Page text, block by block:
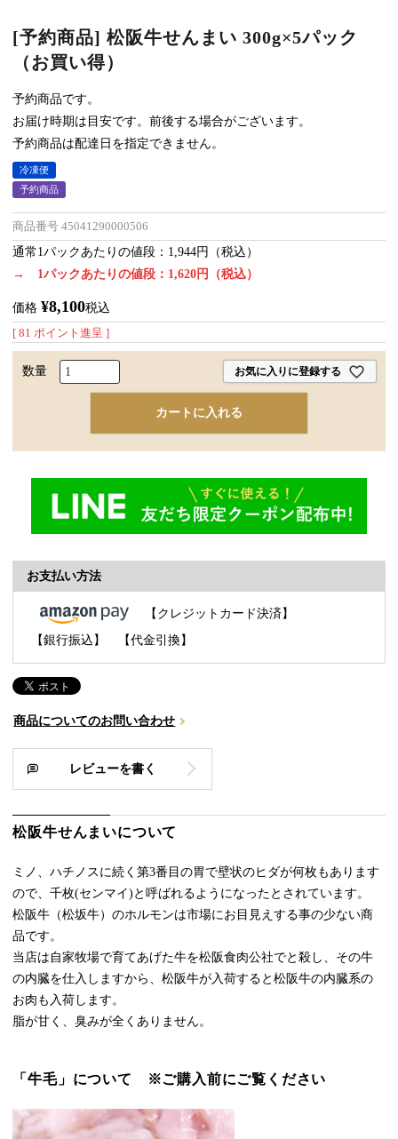
[予約商品] 松阪牛せんまい 300g×5パック
（お買い得）
予約商品です。
お届け時期は目安です。前後する場合がございます。
予約商品は配達日を指定できません。
冷凍便
予約商品
商品番号 45041290000506
通常1パックあたりの値段：1,944円（税込）
→ 1パックあたりの値段：1,620円（税込）
価格 ¥8,100税込
[ 81 ポイント進呈 ]
お気に入りに登録する
カートに入れる
お支払い方法
【クレジットカード決済】
【銀行振込】
【代金引換】
商品についてのお問い合わせ
レビューを書く
松阪牛せんまいについて
ミノ、ハチノスに続く第3番目の胃で壁状のヒダが何枚もあります
ので、千枚(センマイ)と呼ばれるようになったとされています。
松阪牛（松坂牛）のホルモンは市場にお目見えする事の少ない商
品です。
当店は自家牧場で育てあげた牛を松阪食肉公社でと殺し、その牛
の内臓を仕入しますから、松阪牛が入荷すると松阪牛の内臓系の
お肉も入荷します。
脂が甘く、臭みが全くありません。
「牛毛」について ※ご購入前にご覧ください